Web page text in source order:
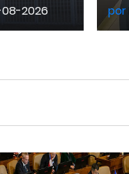
2026 por